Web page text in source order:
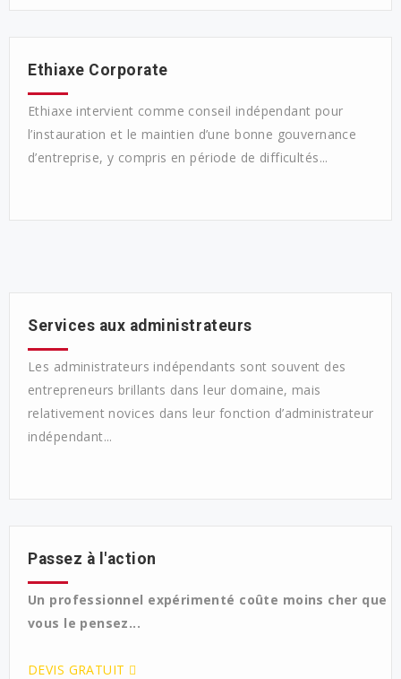
Ethiaxe Corporate
Ethiaxe intervient comme conseil indépendant pour
l’instauration et le maintien d’une bonne gouvernance
d’entreprise, y compris en période de difficultés...
Services aux administrateurs
Les administrateurs indépendants sont souvent des
entrepreneurs brillants dans leur domaine, mais
relativement novices dans leur fonction d’administrateur
indépendant...
Passez à l'action
Un professionnel expérimenté coûte moins cher que
vous le pensez...
DEVIS GRATUIT